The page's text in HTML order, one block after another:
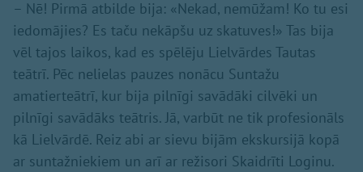
– Nē! Pirmā atbilde bija: «Nekad, nemūžam! Ko tu esi
iedomājies? Es taču nekāpšu uz skatuves!» Tas bija
vēl tajos laikos, kad es spēlēju Lielvārdes Tautas
teātrī. Pēc nelielas pauzes nonācu Suntažu
amatierteātrī, kur bija pilnīgi savādāki cilvēki un
pilnīgi savādāks teātris. Jā, varbūt ne tik profesionāls
kā Lielvārdē. Reiz abi ar sievu bijām ekskursijā kopā
ar suntažniekiem un arī ar režisori Skaidrīti Loginu.